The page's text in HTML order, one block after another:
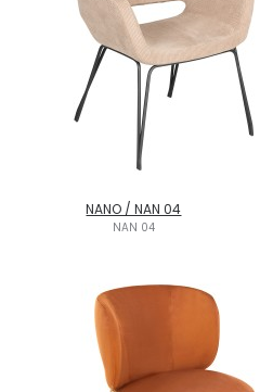
NANO / NAN 04
NAN 04